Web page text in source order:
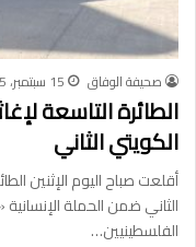
صحيفة الوفاق 15 سبتمبر، 2025
الطائرة التاسعة
الكويتي الثاني
أقلعت صباح اليوم الإثنين
الثاني ضمن الحملة الإنسانية
الفلسطينيين…